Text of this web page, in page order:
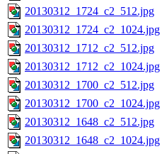
20130312_1724_c2_512.jpg
20130312_1724_c2_1024.jpg
20130312_1712_c2_512.jpg
20130312_1712_c2_1024.jpg
20130312_1700_c2_512.jpg
20130312_1700_c2_1024.jpg
20130312_1648_c2_512.jpg
20130312_1648_c2_1024.jpg